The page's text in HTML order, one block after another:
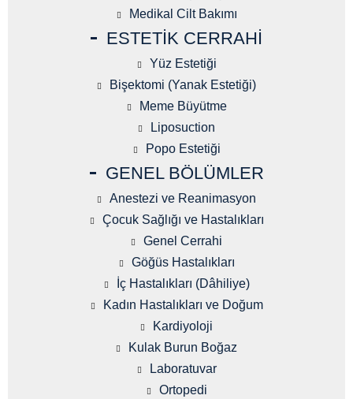
Medikal Cilt Bakımı
ESTETIK CERRAHI
Yüz Estetiği
Bişektomi (Yanak Estetiği)
Meme Büyütme
Liposuction
Popo Estetiği
GENEL BÖLÜMLER
Anestezi ve Reanimasyon
Çocuk Sağlığı ve Hastalıkları
Genel Cerrahi
Göğüs Hastalıkları
İç Hastalıkları (Dâhiliye)
Kadın Hastalıkları ve Doğum
Kardiyoloji
Kulak Burun Boğaz
Laboratuvar
Ortopedi